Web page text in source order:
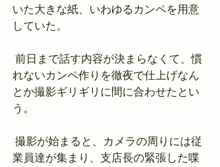
いた大きな紙、いわゆるカンペを用意
していた。
れないカンペ作りを徹夜で仕上げなん
とか撮影ギリギリに間に合わせたとい
う。
業員達が集まり、支店長の緊張した喋